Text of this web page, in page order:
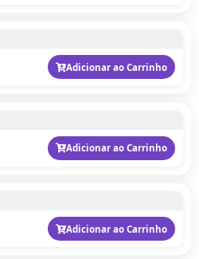
Adicionar ao Carrinho
Adicionar ao Carrinho
Adicionar ao Carrinho